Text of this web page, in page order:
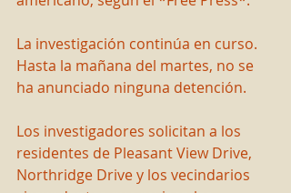
La investigación continúa en curso.
Hasta la mañana del martes, no se
ha anunciado ninguna detención.
Los investigadores solicitan a los
residentes de Pleasant View Drive,
Northridge Drive y los vecindarios